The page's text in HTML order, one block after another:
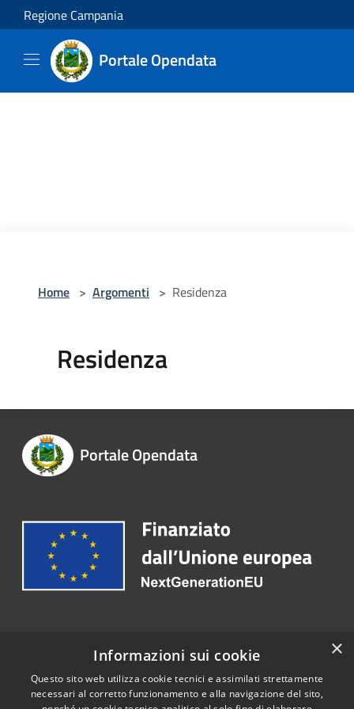
Salta al contenuto principale
Regione Campania
Portale Opendata
Home > Argomenti > Residenza
Residenza
Portale Opendata
Recapiti e contatti
Telefono: +39 0825 666125
×
Informazioni sui cookie
Questo sito web utilizza cookie tecnici e assimilati strettamente
necessari al corretto funzionamento e alla navigazione del sito,